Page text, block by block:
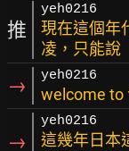
推
yeh0216
現在這個年
凌，只能說
→ yeh0216
welcome to
→
yeh0216
這幾年日本